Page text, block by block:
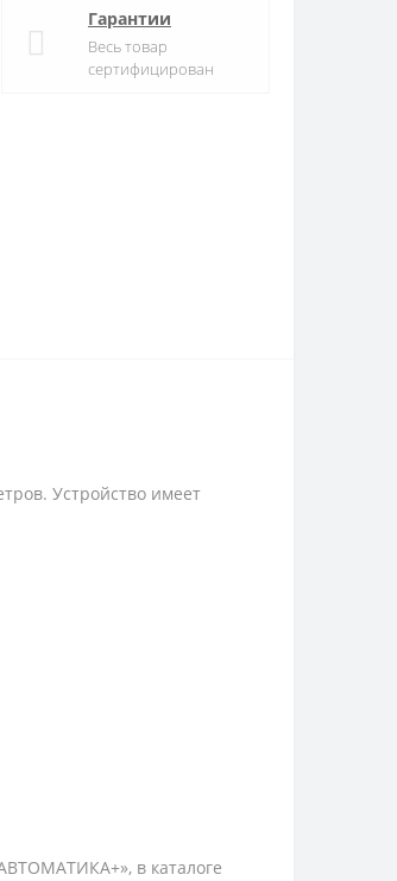
Гарантии
Весь товар
сертифицирован
Устройство имеет
в каталоге